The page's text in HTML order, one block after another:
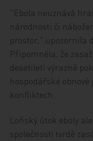
"Ebola neuznává
národnosti či
prostor," upozornila
Připomněla, že
desetiletí výrazně
hospodářské
konfliktech.
Loňský útok eboly
společnosti tvrdě